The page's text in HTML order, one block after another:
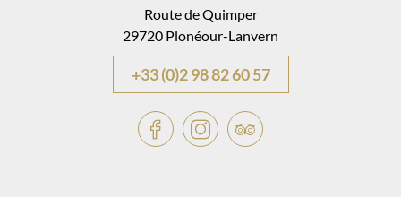
Route de Quimper
29720 Plonéour-Lanvern
+33 (0)2 98 82 60 57